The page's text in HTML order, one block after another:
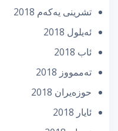
تشرینی یه‌كه‌م 2018
ئه‌یلول 2018
ئاب 2018
تەممووز 2018
حوزه‌یران 2018
ئایار 2018